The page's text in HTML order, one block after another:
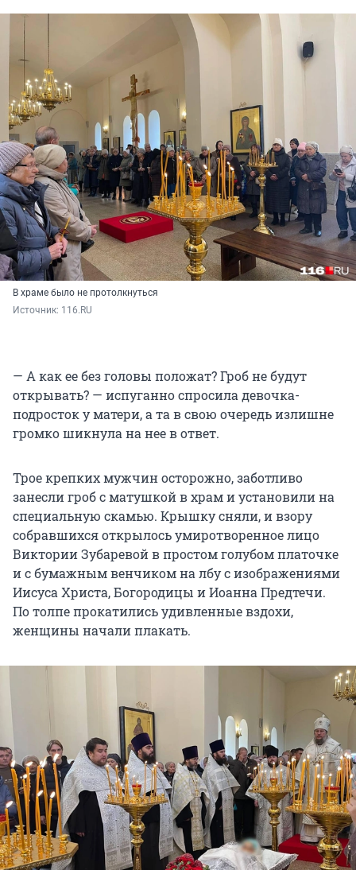
В храме было не протолкнуться
Источник: 116.RU
— А как ее без головы положат? Гроб не будут
открывать? — испуганно спросила девочка-
подросток у матери, а та в свою очередь излишне
громко шикнула на нее в ответ.
Трое крепких мужчин осторожно, заботливо
занесли гроб с матушкой в храм и установили на
специальную скамью. Крышку сняли, и взору
собравшихся открылось умиротворенное лицо
Виктории Зубаревой в простом голубом платочке
и с бумажным венчиком на лбу с изображениями
Иисуса Христа, Богородицы и Иоанна Предтечи.
По толпе прокатились удивленные вздохи,
женщины начали плакать.